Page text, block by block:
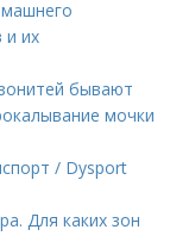
и их
бывают
мочки
/ Dysport
Для каких зон